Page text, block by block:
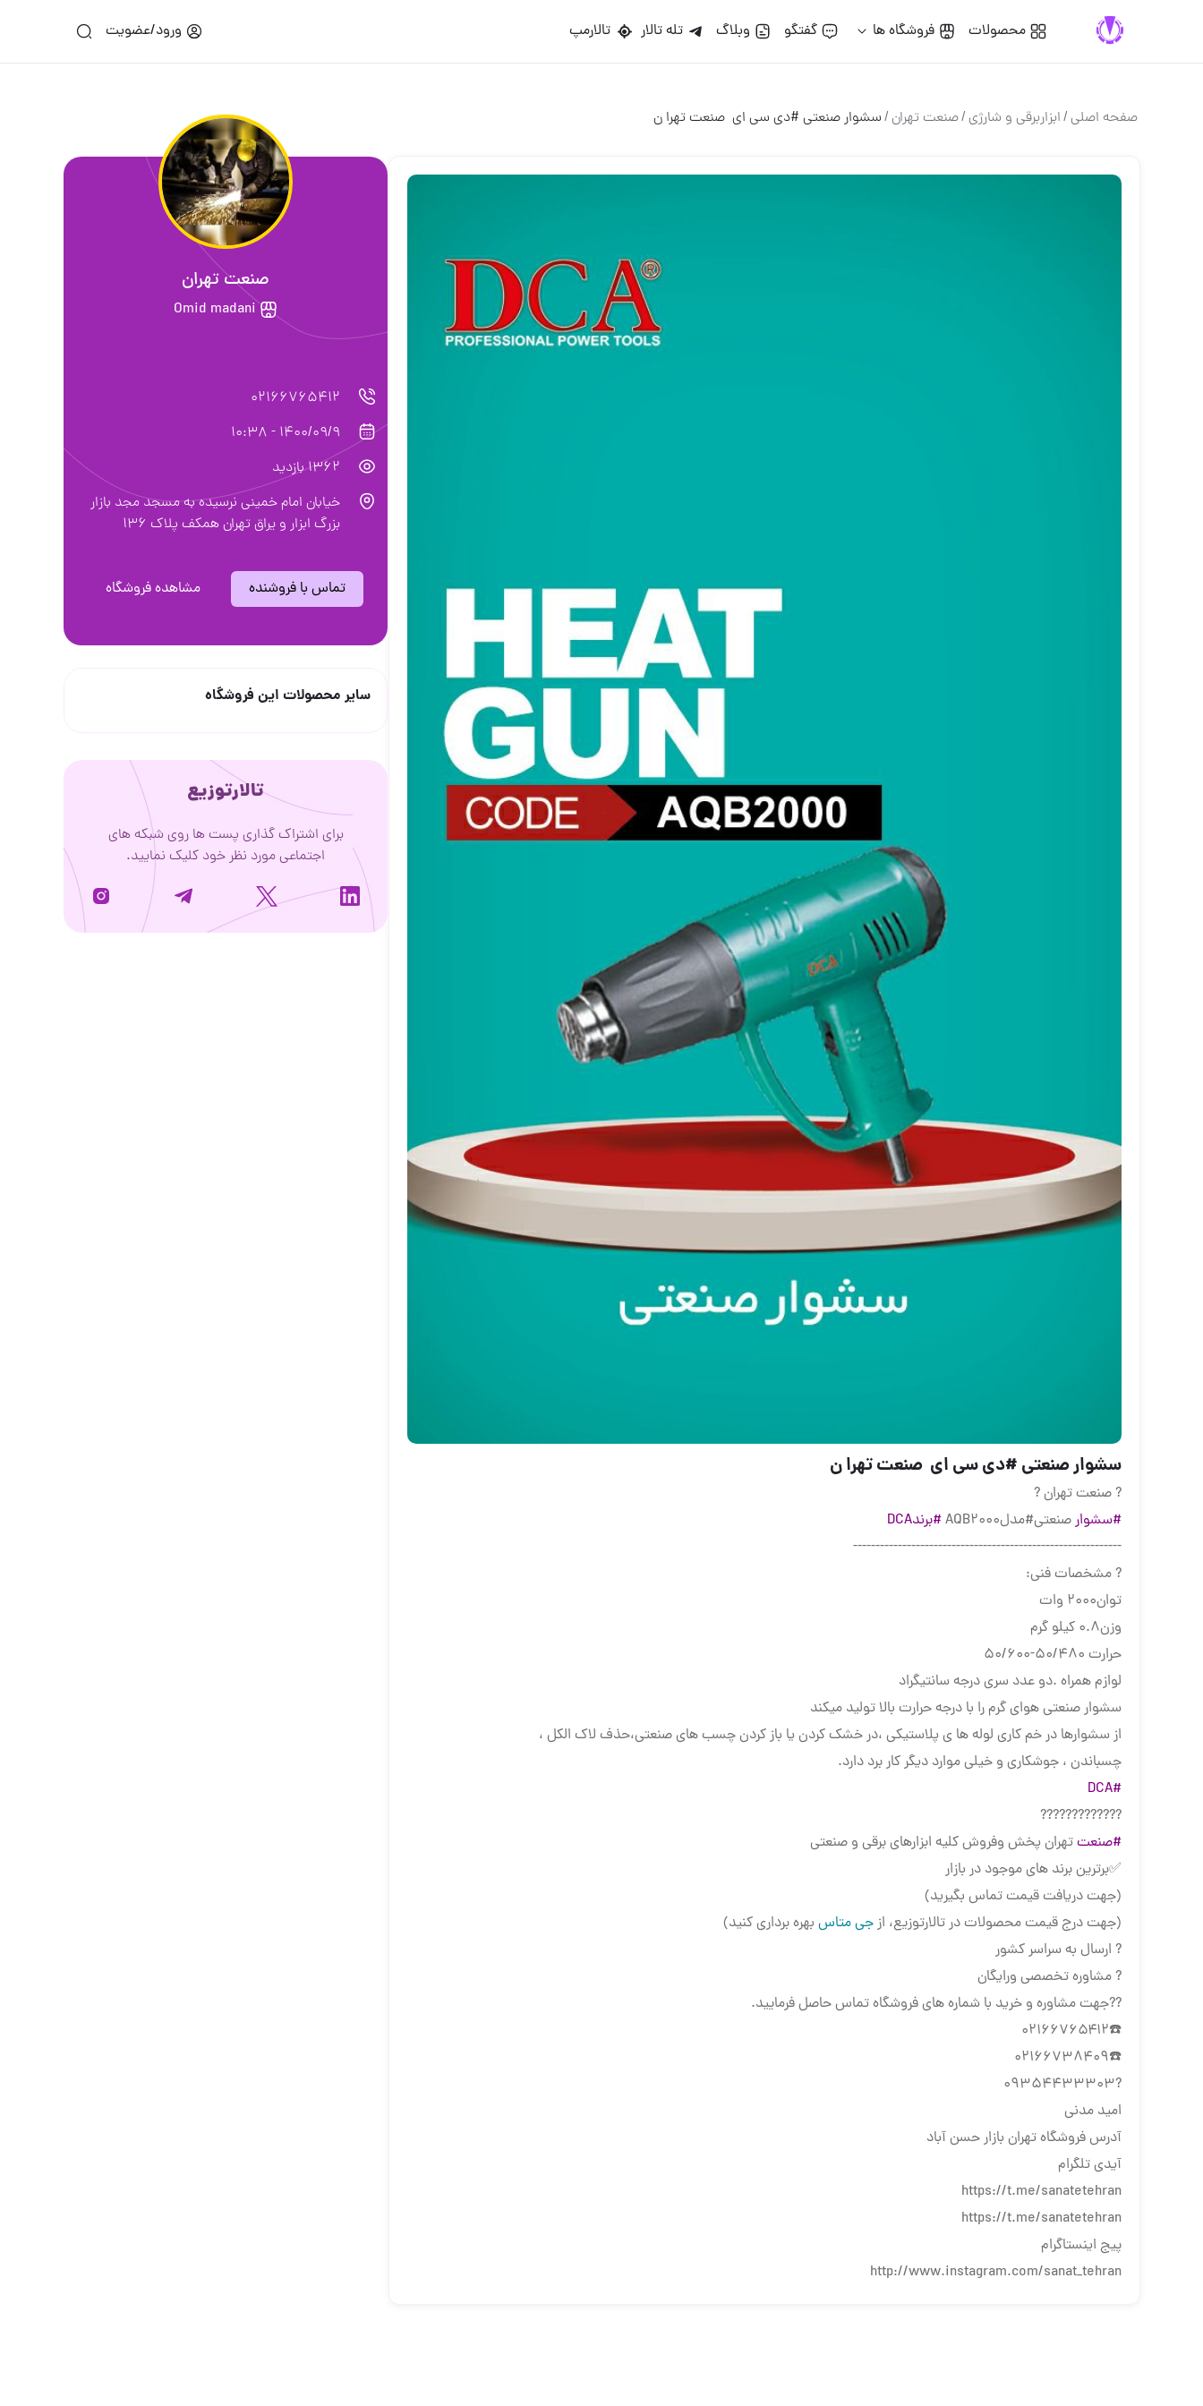
محصولات فروشگاه ها گفتگو وبلاگ تله تالار تالارمپ ورود/عضویت
صفحه اصلی/ابزاربرقی و شارژی/صنعت تهران /سشوار صنعتی #دی سی ای ️ صنعت تهرا ن
سشوار صنعتی #دی سی ای ️ صنعت تهرا ن
?️ صنعت تهران ?️
#سشوارصنعتی#مدلAQB2000
#برندDCA
------------------------------------------------------------
? مشخصات فنی:
توان۲۰۰۰ وات
وزن۰.۸ کیلو گرم
حرارت 50/480-50/600
لوازم همراه .دو عدد سری درجه سانتیگراد
سشوار صنعتی هوای گرم را با درجه حرارت بالا تولید میکند
از سشوارها در خم کاری لوله ها ی پلاستیکی ،در خشک کردن یا باز کردن چسب های صنعتی،حذف لاک الکل ،
چسباندن ، جوشکاری و خیلی موارد دیگر کار برد دارد.
#DCA
?????????????
#صنعتتهران پخش وفروش کلیه ابزارهای برقی و صنعتی
✅برترین برند های موجود در بازار
(جهت دریافت قیمت تماس بگیرید)
(جهت درج قیمت محصولات در تالارتوزیع، ازجی متاس بهره برداری کنید)
? ارسال به سراسر کشور
☎️۰۲۱۶۶۷۶۵۴۱۲
☎️02166738409
?09354433303
امید مدنی
آدرس فروشگاه تهران بازار حسن آباد
آیدی تلگرام
https://t.me/sanatetehran
https://t.me/sanatetehran
پیج اینستاگرام
http://www.instagram.com/sanat_tehran
صنعت تهران
Omid madani
02166765412
1400/09/9 - 10:38
1362 بازدید
خیابان امام خمینی نرسیده به مسجد مجد بازار
بزرگ ابزار و یراق تهران همکف پلاک ۱۳۶
تماس با فروشنده مشاهده فروشگاه
سایر محصولات این فروشگاه
تالارتوزیع
برای اشتراک گذاری پست ها روی شبکه های
اجتماعی مورد نظر خود کلیک نمایید.